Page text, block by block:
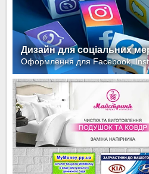
Дизайн для соціальних
Оформлення для Facebook,